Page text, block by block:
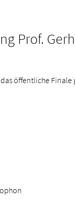
Prof.
öffentliche Finale